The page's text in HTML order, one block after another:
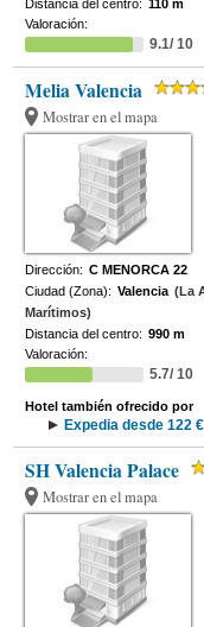
Distancia del centro: 110 m
Valoración:
9.1/ 10
Melia Valencia
Mostrar en el mapa
Dirección: C MENORCA 22
Ciudad (Zona): Valencia (La
Marítimos)
Distancia del centro: 990 m
Valoración:
5.7/ 10
Hotel también ofrecido por
Expedia desde 122 €
SH Valencia Palace
Mostrar en el mapa